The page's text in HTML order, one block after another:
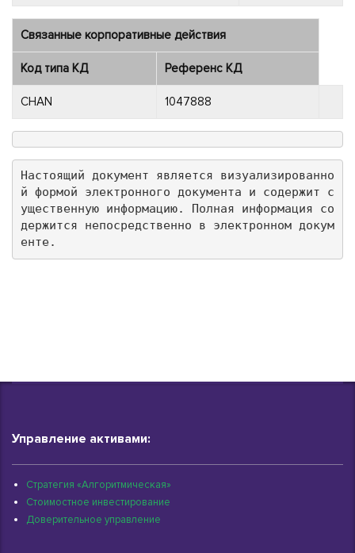
Связанные корпоративные действия
Код типа КД Референс КД
CHAN 1047888
Настоящий документ является визуализированно
й формой электронного документа и содержит с
ущественную информацию. Полная информация со
держится непосредственно в электронном докум
енте.
Управление активами:
Стратегия «Алгоритмическая»
Стоимостное инвестирование
Доверительное управление